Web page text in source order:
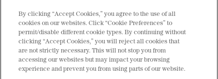
By clicking “Accept Cookies,” you agree to the use of all
cookies on our websites. Click “Cookie Preferences” to
permit/disable different cookie types. By continuing without
clicking “Accept Cookies,” you will reject all cookies that
are not strictly necessary. This will not stop you from
accessing our websites but may impact your browsing
experience and prevent you from using parts of our website.